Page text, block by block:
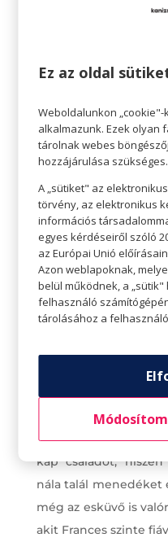
Talán ugyanez a
látszólag tökéletes az
alatt omlik össze,
viszonyt folytat. A
teszi Frances-t, aki
feledni.
Hirtelen ötlettől
Cortonában,
bevándorlókra
meg érdekes
egy kicsit összetört
alatt családot,
s a következő évben,
módon minden
kap családot,
nála talál menedéket
még az esküvő is
akit Frances szinte
Ez az oldal
Weboldalunkon
alkalmazunk. Ezek olyan
tárolnak webes
hozzájárulása szükséges.
A „sütiket" az
törvény, az elektronikus
információs
egyes kérdéseiről szóló
az Európai Unió
Azon weblapoknak,
belül működnek, a
felhasználó
tárolásához a